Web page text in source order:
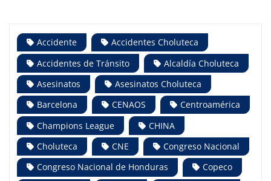
Accidente
Accidentes Choluteca
Accidentes de Tránsito
Alcaldía Choluteca
Asesinatos
Asesinatos Choluteca
Barcelona
CENAOS
Centroamérica
Champions League
CHINA
Choluteca
CNE
Congreso Nacional
Congreso Nacional de Honduras
Copeco